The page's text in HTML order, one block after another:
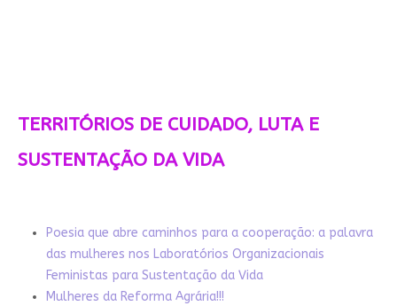
TERRITÓRIOS DE CUIDADO, LUTA E
SUSTENTAÇÃO DA VIDA
Poesia que abre caminhos para a cooperação: a palavra
das mulheres nos Laboratórios Organizacionais
Feministas para Sustentação da Vida
Mulheres da Reforma Agrária!!!